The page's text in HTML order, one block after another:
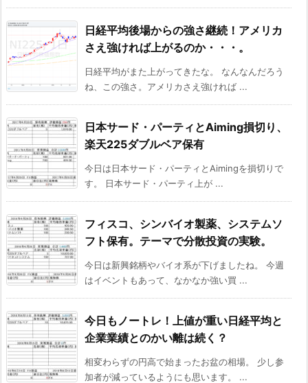
日経平均後場からの強さ継続！アメリカ
さえ強ければ上がるのか・・・。
日経平均がまた上がってきたな。 なんなんだろう
ね、この強さ。アメリカさえ強ければ ...
日本サード・パーティとAiming損切り、
楽天225ダブルベア保有
今日は日本サード・パーティとAimingを損切りで
す。 日本サード・パーティ上が ...
フィスコ、シンバイオ製薬、システムソ
フト保有。テーマで分散投資の実験。
今日は新興銘柄やバイオ系が下げましたね。 今週
はイベントもあって、なかなか強い買 ...
今日もノートレ！上値が重い日経平均と
企業業績とのかい離は続く？
相変わらずの円高で始まったお盆の相場。 少し参
加者が減っているようにも思います。 ...